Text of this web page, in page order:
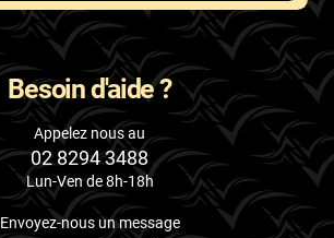
Besoin d'aide ?
Appelez nous au
02 8294 3488
Lun-Ven de 8h-18h
Envoyez-nous un message